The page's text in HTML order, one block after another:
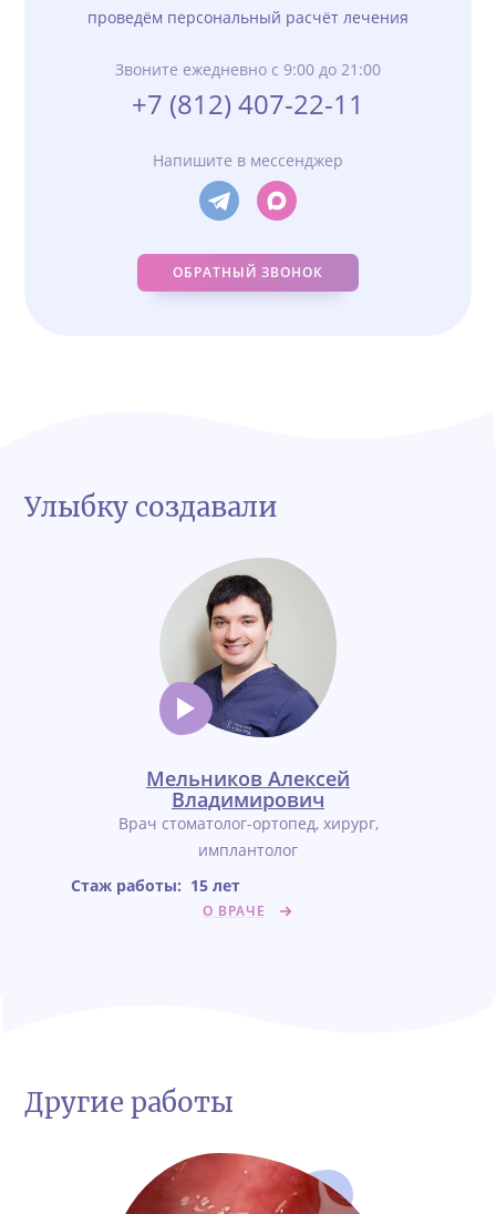
проведём персональный расчёт лечения
Звоните ежедневно с 9:00 до 21:00
+7 (812) 407-22-11
Напишите в мессенджер
ОБРАТНЫЙ ЗВОНОК
Улыбку создавали
Мельников Алексей
Владимирович
Врач стоматолог-ортопед, хирург,
имплантолог
Стаж работы: 15 лет
О ВРАЧЕ
Другие работы